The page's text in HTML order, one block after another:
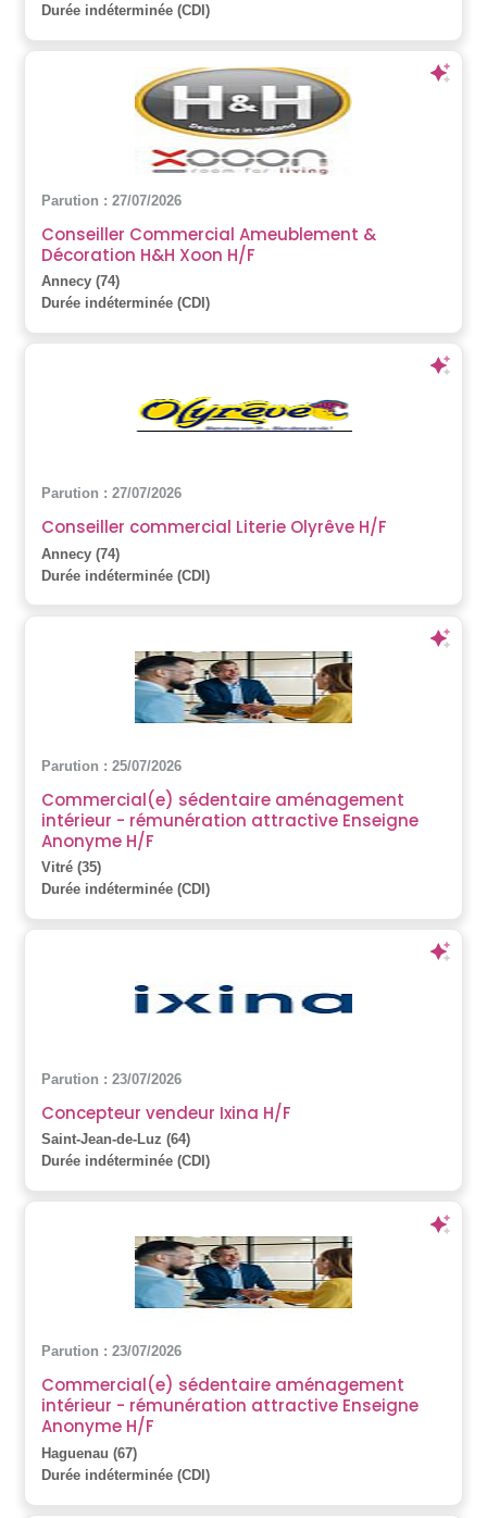
Durée indéterminée (CDI)
Parution : 27/07/2026
Conseiller Commercial Ameublement &
Décoration H&H Xoon H/F
Annecy (74)
Durée indéterminée (CDI)
Parution : 27/07/2026
Conseiller commercial Literie Olyrêve H/F
Annecy (74)
Durée indéterminée (CDI)
Parution : 25/07/2026
Commercial(e) sédentaire aménagement
intérieur - rémunération attractive Enseigne
Anonyme H/F
Vitré (35)
Durée indéterminée (CDI)
Parution : 23/07/2026
Concepteur vendeur Ixina H/F
Saint-Jean-de-Luz (64)
Durée indéterminée (CDI)
Parution : 23/07/2026
Commercial(e) sédentaire aménagement
intérieur - rémunération attractive Enseigne
Anonyme H/F
Haguenau (67)
Durée indéterminée (CDI)